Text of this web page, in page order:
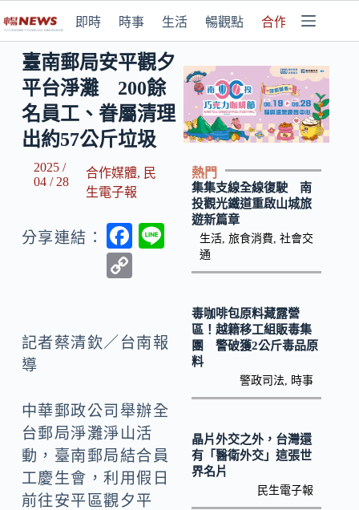
即時 時事 生活 暢觀點 合作媒體
臺南郵局安平觀夕
平台淨灘 200餘
名員工、眷屬清理
出約57公斤垃圾
2025 /
04 / 28
合作媒體, 民
生電子報
分享連結：
F
o
y
k
記者蔡清欽／台南報
導
中華郵政公司舉辦全
台郵局淨灘淨山活
動，臺南郵局結合員
工慶生會，利用假日
前往安平區觀夕平
熱門
集集支線全線復駛 南
投觀光鐵道重啟山城旅
遊新篇章
生活, 旅食消費 社會交
通
毒咖啡包原料藏露營
區！越籍移工組販毒集
團 警破獲2公斤毒品原
料
警政司法 時事
晶片外交之外，台灣還
有「醫衛外交」這張世
界名片
民生電子報